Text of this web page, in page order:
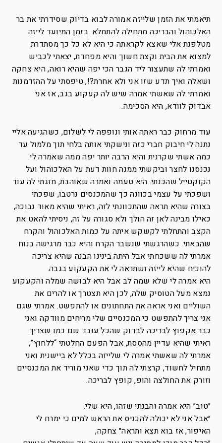
תיאמתי את הזמן שלייזה אמורה לבוא בדיוק שסידרתי את בר
האלכוהול והבריכה מתחילה להתמלא. בזמן המיועד לייזה
מטלפנת אלי שאצא לקראתה כי היא לא כל כך מסתדרת
למצוא את הבית וקצת חשוך והיא מפחדת, יצאתי לכביש
ואמרתי לה שתעצור ליד הגבר הכי יפה שהיא רואה, היא צחקה
ושאלה ואיך תדע שזו אני ולא אחרת?!, טיפסתי על ההזדמנות
ואמרתי לה שאשתי אמרה שיש לה קעקוע בגב, אז אני
אבדוק לוודא, היא הסכימה.
עוד מרחוק כבר ראתה אותי ונופפה לי לשלום, כשהגיעה אליי
נתנה לי חיבוק חברי כזה ונישקתי אותה בלחי תוך מלמול עד
כמה אשתי שקרנית והיא הרבה יותר יפה ממה שאמרה לי.
נכנסנו לחצר וביקשתי ממנה חוות דעת על האלכוהול ועל
הקוקטייל שהכנתי. היא טעמה ואמרה שאוהבת, מזגתי לה עוד
ושפכתי על עצמי בכוונה כך שהמכנסים נרטבו, שפכתי
בצורה שהיא תראה שהתכוונתי לזה, ראיתי שהיא מאוד נבוכה,
כאילו מבינה לאן זה הולך ולא סגורה על זה, ניסיתי להאט את
הקצב והתחלתי לקשקש איתה על כמות האלכוהול והקרח
שהבאתי. כשהרגשתי שנשבר הקרח והיא כבר מרגישה בנוח
אמרתי לה ששכחתי אבל היתה בינינו הבנה שהיא צריכה
להוכיח שהיא לייזה ושתראה לי את הקעקוע בגבה.
היא אמרה לי שלא שמה לב אבל היא לבושה שמלה והקעקוע
נמצא מעל הטוסיק שלה, לכן היא תצטרך או להרים את
השוליים ואני אראה את התחתונים או להתפשט. אמרתי שגם
אני צריך להתפשט כי המכנסיים שלי מריחים מוודקה ואני
כבר אקפוץ לבריכה לבדוק שהכל עובד שם כמו שצריך.
ראיתי שהיא עדיין מהססת, אבל הפעם החלטתי “ללחוץ”,
אמרתי לה שאשתי אמרה לי שלייזה בכלל לא ביישנית ואני
מתחיל לחשוד, קרצתי לה תוך כדי שאני מוריד את המכנסיים
וזורק את החולצה והופ, קופץ לבריכה.
״טוב״ היא אמרה והבנתי שזהו, היא שלי.
״אבל אני לא יכולה להכניס את הראש למים כי ימרח לי
האיפור, אז בוא תצא ותראה״ צחקה,